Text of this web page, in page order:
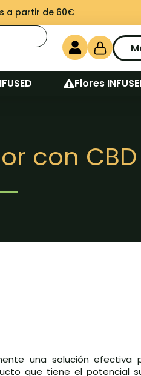
a partir de 60€
Flores
con CBD
una solución efectiva
que tiene el potencial